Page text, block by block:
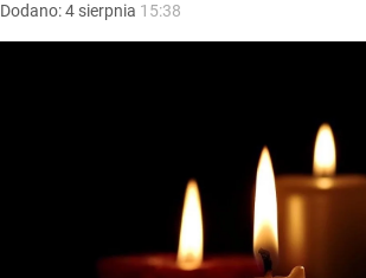
Dodano:4 sierpnia 15:38